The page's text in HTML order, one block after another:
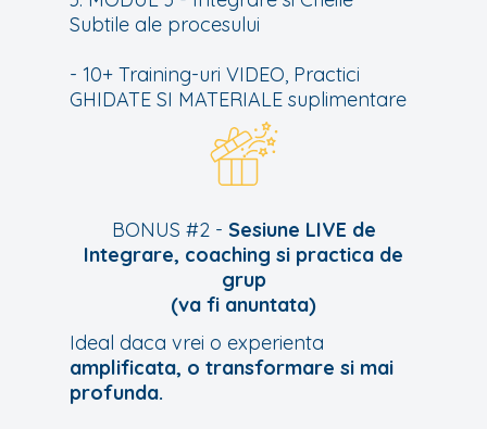
BONUS #2 - Sesiune LIVE de
Integrare, coaching si practica de
grup
(va fi anuntata)
Subtile ale procesului
- 10+ Training-uri VIDEO, Practici
GHIDATE SI MATERIALE suplimentare
Ideal daca vrei o experienta
amplificata, o transformare si mai
profunda.